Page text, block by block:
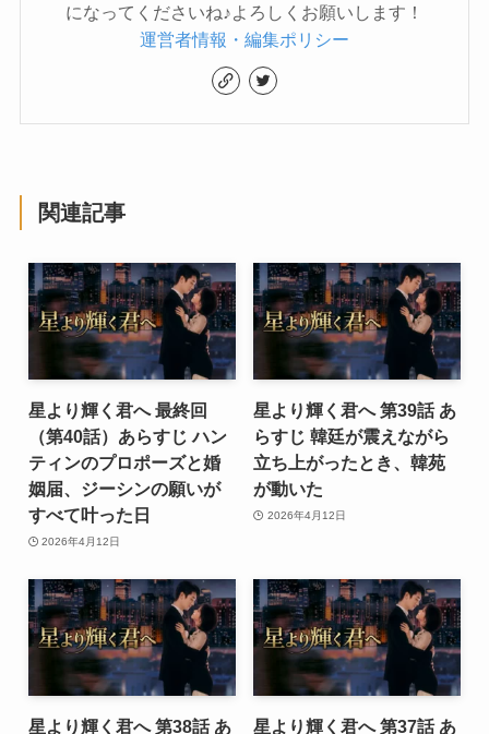
になってくださいね♪よろしくお願いします！
運営者情報・編集ポリシー
関連記事
星より輝く君へ 最終回
（第40話）あらすじ ハン
ティンのプロポーズと婚
姻届、ジーシンの願いが
すべて叶った日
2026年4月12日
星より輝く君へ 第39話 あ
らすじ 韓廷が震えながら
立ち上がったとき、韓苑
が動いた
2026年4月12日
星より輝く君へ 第38話 あ
星より輝く君へ 第37話 あ